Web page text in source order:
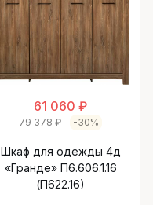
61 060 ₽
79 378 ₽ -30%
Шкаф для одежды 4д
«Гранде» П6.606.1.16
(П622.16)